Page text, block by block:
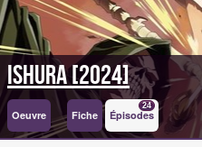
Ishura [2024]
Oeuvre Fiche Épisodes
24